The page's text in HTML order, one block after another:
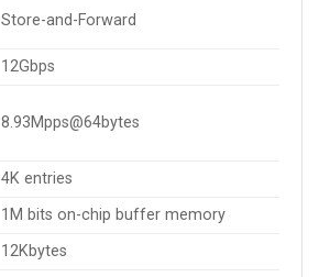
Store-and-Forward
12Gbps
8.93Mpps@64bytes
4K entries
1M bits on-chip buffer memory
12Kbytes